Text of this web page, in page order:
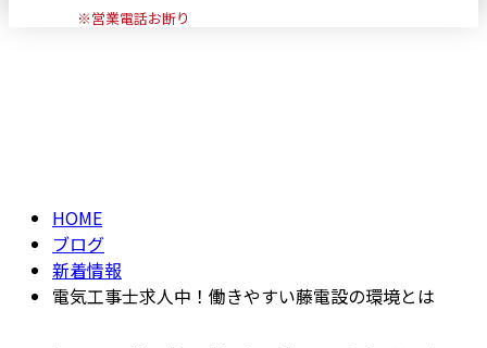
※営業電話お断り
HOME
ブログ
新着情報
電気工事士求人中！働きやすい藤電設の環境とは